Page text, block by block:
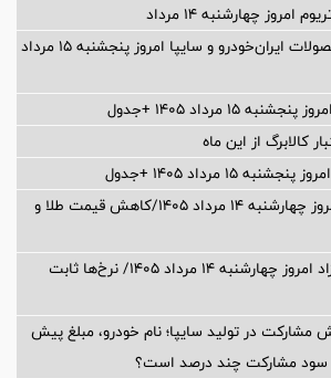
چهارشنبه ۱۴ مرداد
تغییر تند قیمت محصولات ایران‌خودرو و سایپا امروز پنجشنبه ۱۵ مرداد
مرداد ۱۴۰۵ +جدول
کالابرگ از این ماه
۱۵ مرداد ۱۴۰۵ +جدول
قیمت طلا و سکه امروز چهارشنبه ۱۴ مرداد ۱۴۰۵/کاهش قیمت طلا و
قیمت دلار در بازار آزاد امروز چهارشنبه ۱۴ مرداد ۱۴۰۵/ نرخ‌ها ثابت
مشارکت در تولید سایپا؛ نام خودرو، مبلغ پیش
سود مشارکت چند درصد است؟